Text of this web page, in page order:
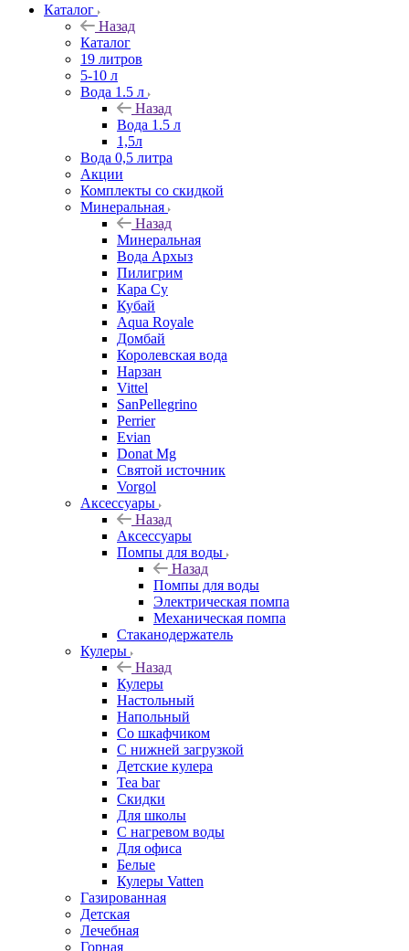
Каталог
Назад
Каталог
19 литров
5-10 л
Вода 1.5 л
Назад
Вода 1.5 л
1,5л
Вода 0,5 литра
Акции
Комплекты со скидкой
Минеральная
Назад
Минеральная
Вода Архыз
Пилигрим
Кара Су
Кубай
Aqua Royale
Домбай
Королевская вода
Нарзан
Vittel
SanPellegrino
Perrier
Evian
Donat Mg
Святой источник
Vorgol
Аксессуары
Назад
Аксессуары
Помпы для воды
Назад
Помпы для воды
Электрическая помпа
Механическая помпа
Стаканодержатель
Кулеры
Назад
Кулеры
Настольный
Напольный
Со шкафчиком
С нижней загрузкой
Детские кулера
Tea bar
Скидки
Для школы
С нагревом воды
Для офиса
Белые
Кулеры Vatten
Газированная
Детская
Лечебная
Горная